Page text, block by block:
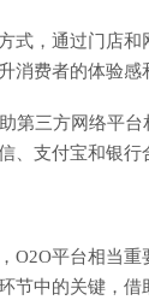
，通过门店和
消费者的体验感
三方网络平台
、支付宝和银行
平台相当重
节中的关键，